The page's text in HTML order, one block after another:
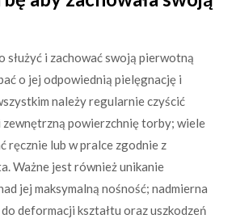
służyć i zachować swoją pierwotną
o jej odpowiednią pielęgnację i
należy regularnie czyścić
zewnętrzną powierzchnię torby; wiele
ręcznie lub w pralce zgodnie z
Ważne jest również unikanie
jej maksymalną nośność; nadmierna
deformacji kształtu oraz uszkodzeń